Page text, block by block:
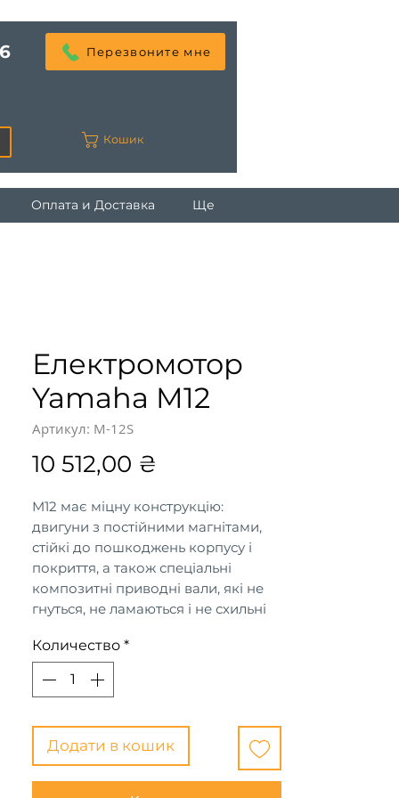
Перезвоните мне
Кошик
Оплата и Доставка Ще
Електромотор
Yamaha M12
Артикул: M-12S
10 512,00 ₴
M12 має міцну конструкцію:
двигуни з постійними магнітами,
стійкі до пошкоджень корпусу і
покриття, а також спеціальні
композитні приводні вали, які не
гнуться, не ламаються і не схильні
використанні. Моторний пропелер
максимізує тягу і протистоїть руху
водоростей і іншого підводного
Количество *
Додати в кошик